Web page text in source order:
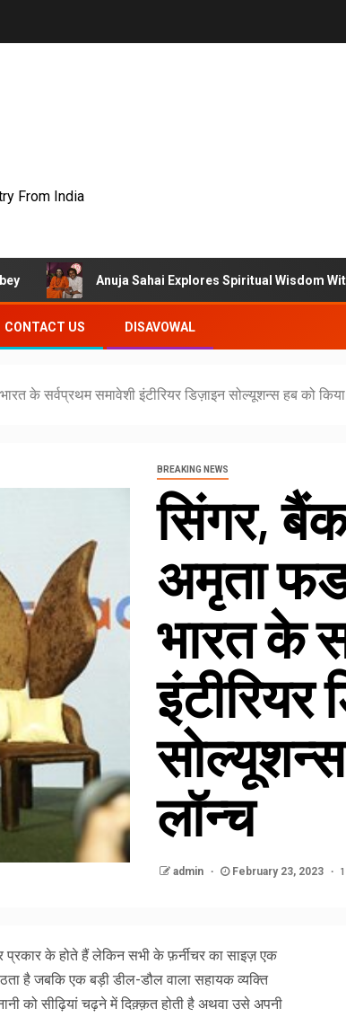
From India
Anuja Sahai Explores Spiritual Wisdom With Swami
CONTACT US DISAVOWAL
के सर्वप्रथम समावेशी इंटीरियर डिज़ाइन सोल्यूशन्स हब को
BREAKING NEWS
सिंगर,
अमृता
भारत के
इंटीरियर
लॉन्च
admin February 23, 2023
प्रकार के होते हैं लेकिन सभी के फ़र्नीचर का साइज़ एक
है जबकि एक बड़ी डील-डौल वाला सहायक व्यक्ति
को सीढ़ियां चढ़ने में दिक़्क़त होती है अथवा उसे अपनी